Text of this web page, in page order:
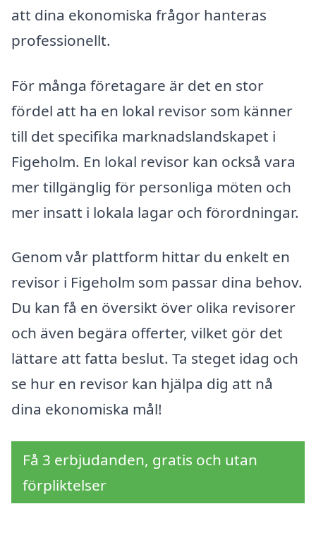
att dina ekonomiska frågor hanteras
professionellt.
För många företagare är det en stor
fördel att ha en lokal revisor som känner
till det specifika marknadslandskapet i
Figeholm. En lokal revisor kan också vara
mer tillgänglig för personliga möten och
mer insatt i lokala lagar och förordningar.
Genom vår plattform hittar du enkelt en
revisor i Figeholm som passar dina behov.
Du kan få en översikt över olika revisorer
och även begära offerter, vilket gör det
lättare att fatta beslut. Ta steget idag och
se hur en revisor kan hjälpa dig att nå
dina ekonomiska mål!
Få 3 erbjudanden, gratis och utan
förpliktelser